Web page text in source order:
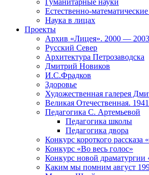
Естественно-
Наука в лицах
Проекты
Архив «Лицея». 2000 — 2003
Русский Север
Архитектура Петрозаводска
Дмитрий Новиков
И.С.Фрадков
Здоровье
Художественная галерея
Великая Отечественная.
Педагогика С. Артемьевой
Педагогика школы
Педагогика двора
Конкурс короткого рассказа
Конкурс «Во весь голос»
Конкурс новой драматургии
Каким мы помним август